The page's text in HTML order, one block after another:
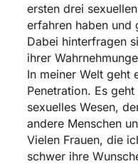
ersten drei
erfahren haben und
Dabei hinterfragen
ihrer
In meiner Welt geht
Penetration. Es
sexuelles Wesen,
andere Menschen
Vielen Frauen, die
schwer ihre